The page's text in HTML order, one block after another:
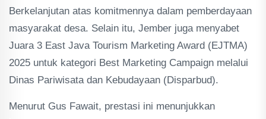
Berkelanjutan atas komitmennya dalam pemberdayaan
masyarakat desa. Selain itu, Jember juga menyabet
Juara 3 East Java Tourism Marketing Award (EJTMA)
2025 untuk kategori Best Marketing Campaign melalui
Dinas Pariwisata dan Kebudayaan (Disparbud).
Menurut Gus Fawait, prestasi ini menunjukkan